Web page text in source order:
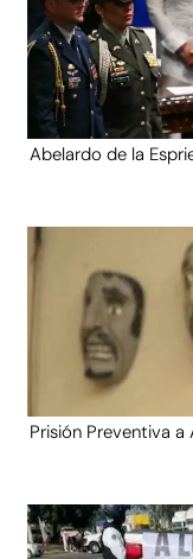
Abelardo de la
Prisión Preventiva